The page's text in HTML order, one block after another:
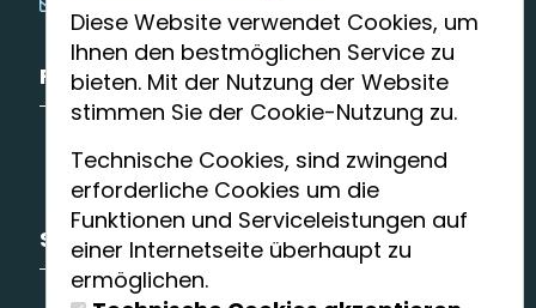
Folgen Sie uns
Youtube
Sitemap
Diese Website verwendet Cookies, um
Ihnen den bestmöglichen Service zu
bieten. Mit der Nutzung der Website
stimmen Sie der Cookie-Nutzung zu.
Technische Cookies, sind zwingend
erforderliche Cookies um die
Funktionen und Serviceleistungen auf
einer Internetseite überhaupt zu
ermöglichen.